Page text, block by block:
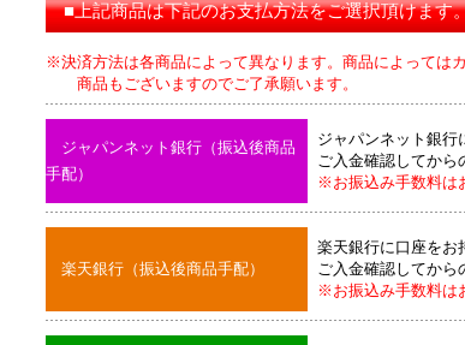
■上記商品は下記のお支払方法をご選択頂けます
※決済方法は各商品によって異なります。商品によっては
商品もございますのでご了承願います。
ジャパンネット銀行（振込後商品
手配）
ジャパンネット銀行
ご入金確認してから
※お振込み手数料は
楽天銀行（振込後商品手配）
楽天銀行に口座をお
ご入金確認してから
※お振込み手数料は